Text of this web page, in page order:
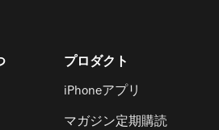
プロダクト
iPhoneアプリ
マガジン定期購読